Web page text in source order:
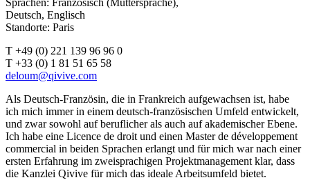
Deutsch, Englisch
Standorte: Paris
T +49 (0) 221 139 96 96 0
T +33 (0) 1 81 51 65 58
Als Deutsch-Französin, die in Frankreich aufgewachsen ist, habe
ich mich immer in einem deutsch-französischen Umfeld entwickelt,
und zwar sowohl auf beruflicher als auch auf akademischer Ebene.
Ich habe eine Licence de droit und einen Master de développement
commercial in beiden Sprachen erlangt und für mich war nach einer
ersten Erfahrung im zweisprachigen Projektmanagement klar, dass
die Kanzlei Qivive für mich das ideale Arbeitsumfeld bietet.